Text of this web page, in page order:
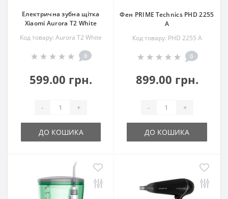
Електрична зубна щітка
Xiaomi Aurora T2 White
Код товару: Aurora T2 White
0
599.00 грн.
- +
ДО КОШИКА
Фен PRIME Technics PHD 2255
А
Код товару: PHD 2255 А
0
899.00 грн.
- +
ДО КОШИКА